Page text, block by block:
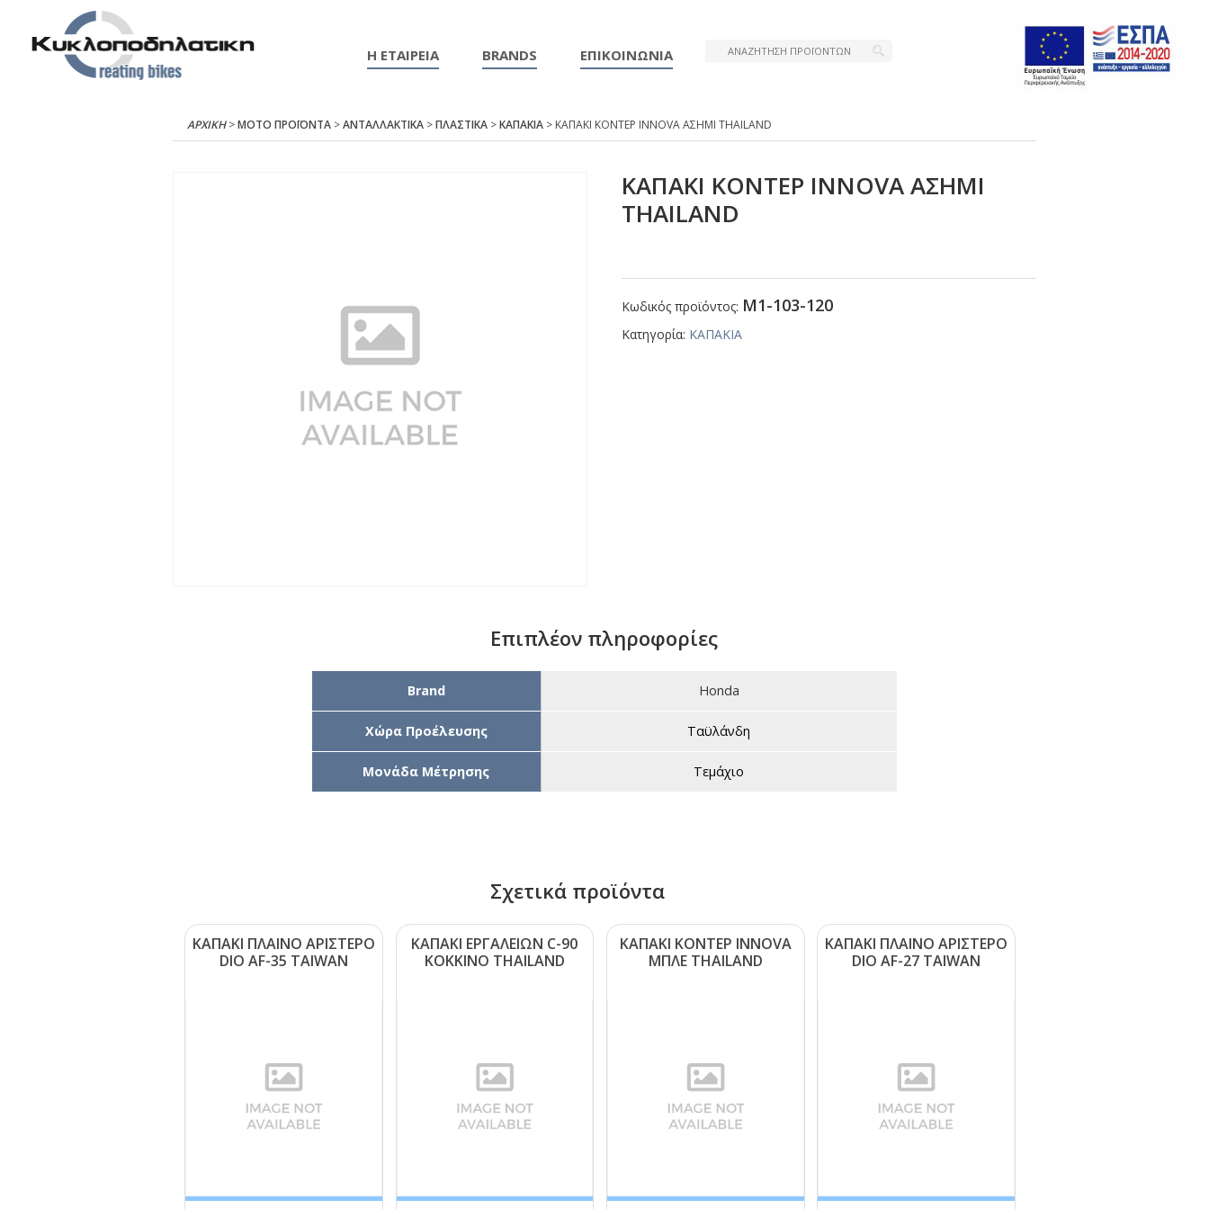
Η ΕΤΑΙΡΕΙΑ BRANDS ΕΠΙΚΟΙΝΩΝΙΑ
ΑΡΧΙΚΉ>ΜΟΤΟ ΠΡΟΪΟΝΤΑ>ΑΝΤΑΛΛΑΚΤΙΚΑ>ΠΛΑΣΤΙΚΑ>ΚΑΠΑΚΙΑ> ΚΑΠΑΚΙ ΚΟΝΤΕΡ ΙΝΝΟVΑ ΑΣΗΜΙ ΤΗΑΙLΑΝD
ΚΑΠΑΚΙ ΚΟΝΤΕΡ ΙΝΝΟVΑ ΑΣΗΜΙ
ΤΗΑΙLΑΝD
Κωδικός προϊόντος: Μ1-103-120
Κατηγορία: ΚΑΠΑΚΙΑ
Επιπλέον πληροφορίες
Brand Honda
Χώρα Προέλευσης Ταϋλάνδη
Μονάδα Μέτρησης Τεμάχιο
Σχετικά προϊόντα
ΚΑΠΑΚΙ ΠΛΑΙΝΟ ΑΡΙΣΤΕΡΟ
DΙΟ ΑF-35 ΤΑΙWΑΝ
ΚΑΠΑΚΙ ΕΡΓΑΛΕΙΩΝ C-90
ΚΟΚΚΙΝΟ ΤΗΑΙLΑΝD
ΚΑΠΑΚΙ ΚΟΝΤΕΡ ΙΝΝΟVΑ
ΜΠΛΕ ΤΗΑΙLΑΝD
ΚΑΠΑΚΙ ΠΛΑΙΝΟ ΑΡΙΣΤΕΡΟ
DΙΟ ΑF-27 ΤΑΙWΑΝ